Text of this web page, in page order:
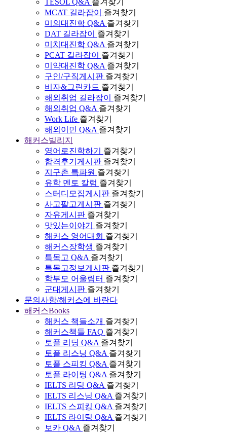
MCAT 길라잡이
즐겨찾기
미의대진학 Q&A 즐겨찾기
DAT 길라잡이
즐겨찾기
미치대진학 Q&A 즐겨찾기
PCAT 길라잡이
즐겨찾기
미약대진학 Q&A 즐겨찾기
구인/구직게시판 즐겨찾기
비자&그린카드 즐겨찾기
해외취업 길라잡이
즐겨찾기
해외취업 Q&A 즐겨찾기
Work Life 즐겨찾기
해외이민 Q&A 즐겨찾기
해커스빌리지
영어로진학하기
즐겨찾기
합격후기게시판 즐겨찾기
지구촌 특파원 즐겨찾기
유학 멘토 칼럼 즐겨찾기
스터디모집게시판 즐겨찾기
사고팔고게시판 즐겨찾기
자유게시판 즐겨찾기
맛있는이야기
즐겨찾기
해커스 영어대회 즐겨찾기
해커스장학생 즐겨찾기
특목고 Q&A 즐겨찾기
특목고정보게시판 즐겨찾기
학부모 어울림터 즐겨찾기
군대게시판 즐겨찾기
문의사항/해커스에 바란다
해커스Books
해커스 책들소개 즐겨찾기
해커스책들 FAQ 즐겨찾기
토플 리딩 Q&A 즐겨찾기
토플 리스닝 Q&A 즐겨찾기
토플 스피킹 Q&A 즐겨찾기
토플 라이팅 Q&A 즐겨찾기
IELTS 리딩 Q&A 즐겨찾기
IELTS 리스닝 Q&A 즐겨찾기
IELTS 스피킹 Q&A 즐겨찾기
IELTS 라이팅 Q&A 즐겨찾기
보카 Q&A 즐겨찾기